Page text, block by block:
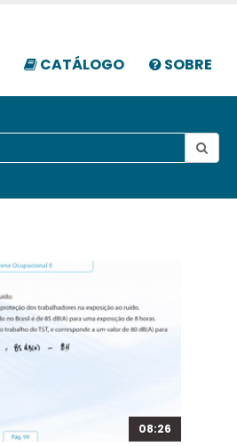
CATÁLOGO SOBRE
08:26